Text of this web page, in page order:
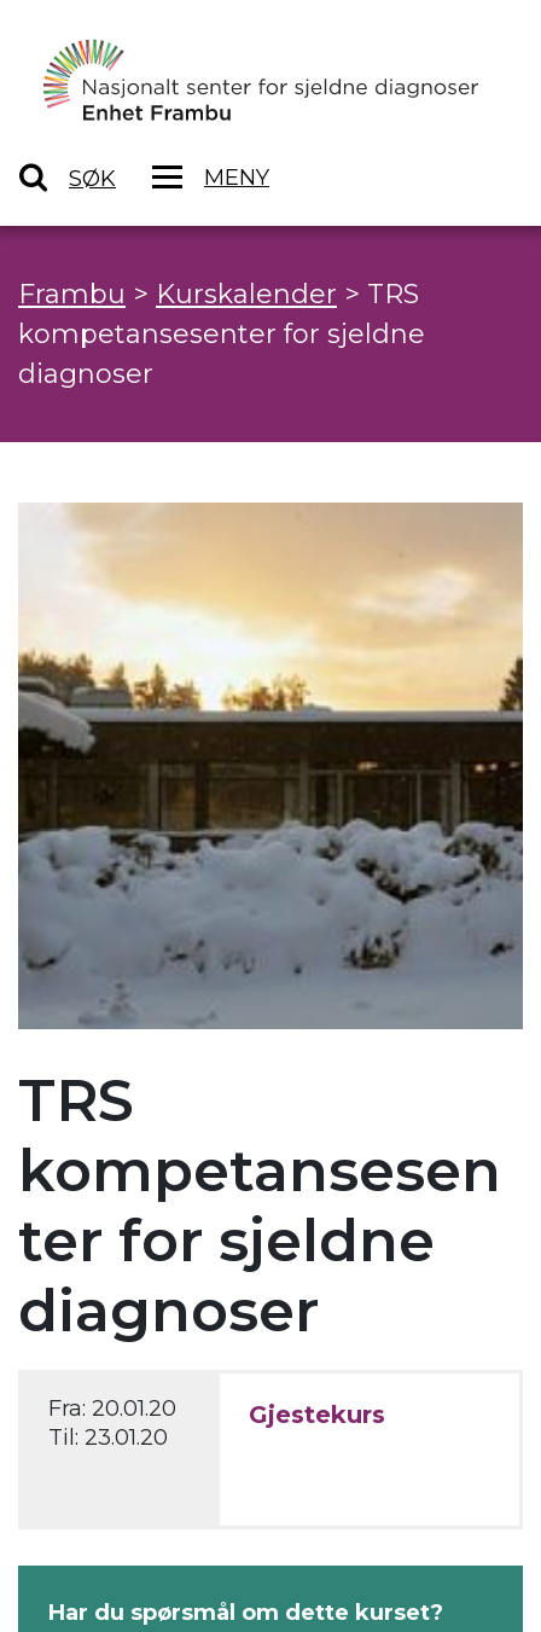
SØK MENY
Frambu > Kurskalender > TRS
kompetansesenter for sjeldne
diagnoser
TRS
kompetansesen
ter for sjeldne
diagnoser
Fra: 20.01.20
Til: 23.01.20
Gjestekurs
Har du spørsmål om dette kurset?